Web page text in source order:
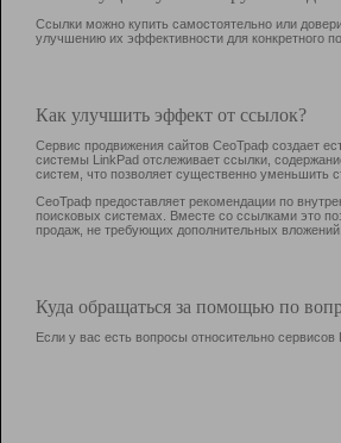
Ссылки можно купить самостоятельно или
улучшению их эффективности для конкретного
Как улучшить эффект от ссылок?
Сервис продвижения сайтов СеоТраф создает
системы LinkPad отслеживает ссылки,
систем, что позволяет существенно уменьшить
СеоТраф предоставляет рекомендации по
поисковых системах. Вместе со ссылками это
продаж, не требующих дополнительных вложений.
Куда обращаться за помощью по
Если у вас есть вопросы относительно